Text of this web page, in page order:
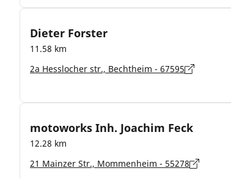
Dieter Forster
11.58 km
2a Hesslocher str., Bechtheim - 67595
motoworks Inh. Joachim Feck
12.28 km
21 Mainzer Str., Mommenheim - 55278